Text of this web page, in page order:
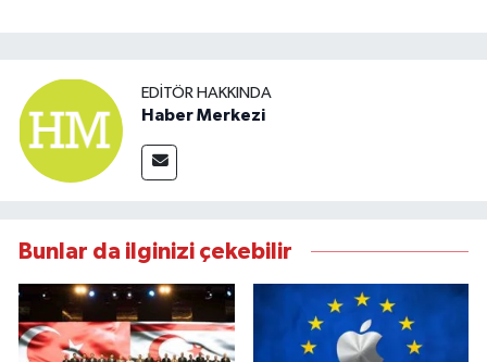
EDITÖR HAKKINDA
Haber Merkezi
Bunlar da ilginizi çekebilir